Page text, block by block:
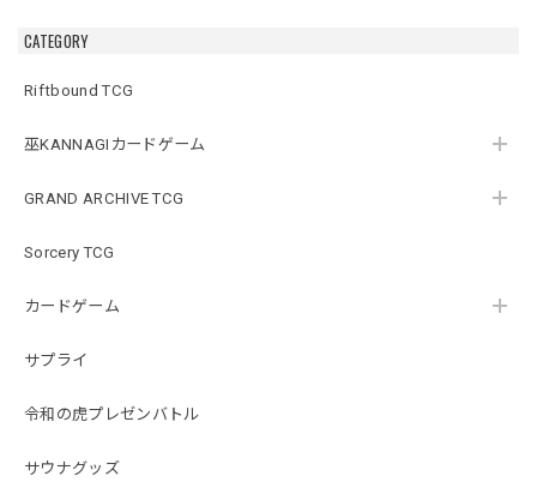
CATEGORY
Riftbound TCG
巫KANNAGIカードゲーム
GRAND ARCHIVE TCG
Sorcery TCG
カードゲーム
サプライ
令和の虎プレゼンバトル
サウナグッズ